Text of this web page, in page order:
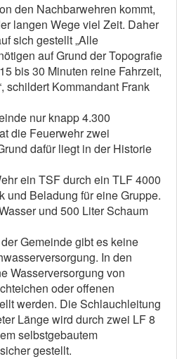
den Nachbarwehren kommt,
langen Wege viel Zeit. Daher
sich gestellt „Alle
auf Grund der Topografie
bis 30 Minuten reine Fahrzeit,
schildert Kommandant Frank
nur knapp 4.300
die Feuerwehr zwei
dafür liegt in der Historie
ein TSF durch ein TLF 4000
und Beladung für eine Gruppe.
und 500 Liter Schaum
Gemeinde gibt es keine
In den
Wasserversorgung von
oder offenen
werden. Die Schlauchleitung
Länge wird durch zwei LF 8
selbstgebautem
gestellt.